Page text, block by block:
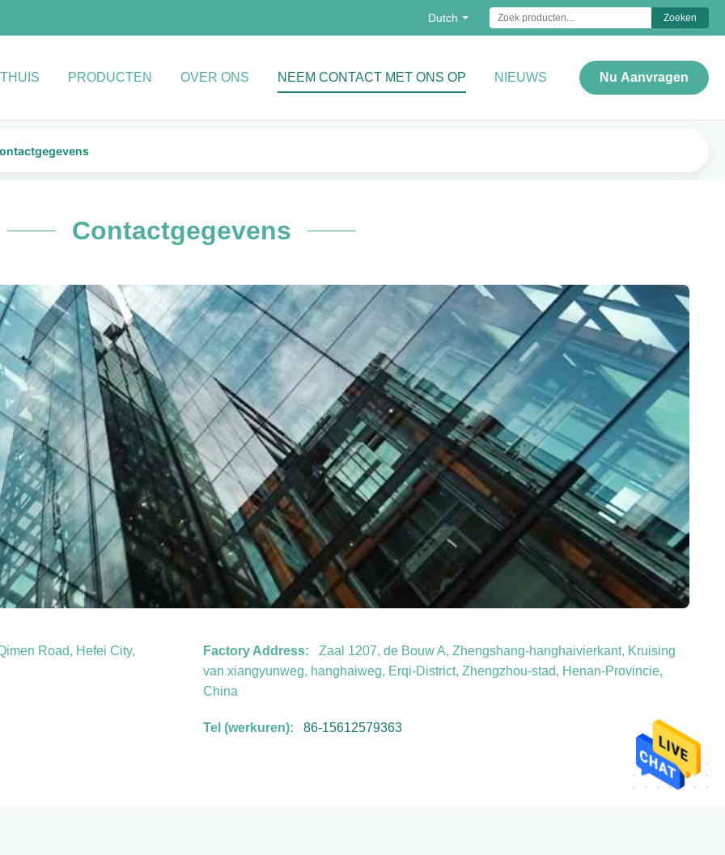
Dutch Zoeken
THUIS PRODUCTEN OVER ONS NEEM CONTACT MET ONS OP NIEUWS Nu Aanvragen
Contactgegevens
Road, Hefei City,
Factory Address:
Zaal 1207, de Bouw A, Zhengshang-hanghaivierkant, Kruising
van xiangyunweg, hanghaiweg, Erqi-District, Zhengzhou-stad, Henan-Provincie,
China
Tel (werkuren): 86-15612579363